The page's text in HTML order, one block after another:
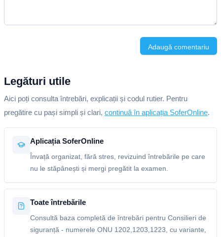
Adaugă comentariu
Legături utile
Aici poți consulta întrebări, explicații și codul rutier. Pentru
pregătire cu pași simpli și clari, continuă în aplicația SoferOnline.
Aplicația SoferOnline
Învață organizat, fără stres, revizuind întrebările pe care
nu le stăpânești și mergi pregătit la examen.
Toate întrebările
Consultă baza completă de întrebări pentru Consilieri de
siguranță - numerele ONU 1202,1203,1223, cu variante,